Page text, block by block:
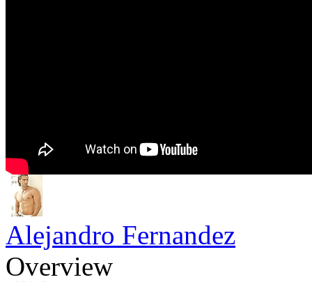
Alejandro Fernandez
Overview